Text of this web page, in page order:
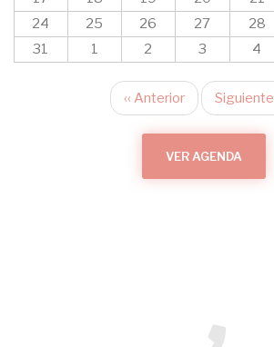
24
25 26 27 28
31
1 2 3 4
Paginación
‹‹ Anterior Siguiente
VER AGENDA